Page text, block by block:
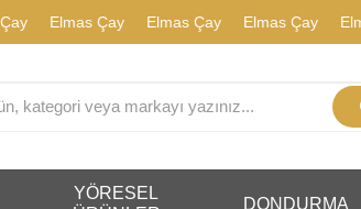
Elmas Çay Elmas Çay Elmas Çay Elmas
YÖRESEL
DONDURMA